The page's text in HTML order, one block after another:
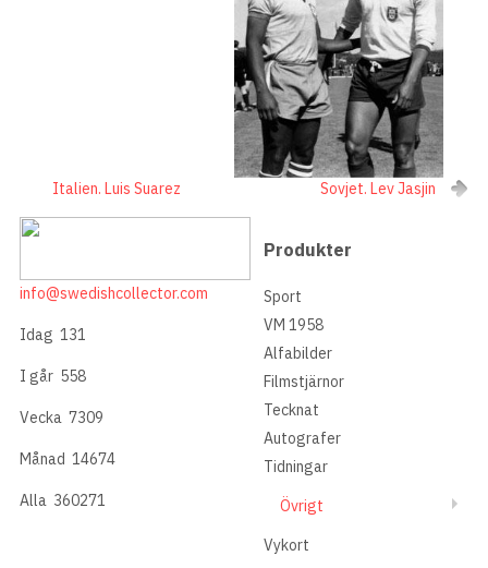
Italien. Luis Suarez Sovjet. Lev Jasjin
info@swedishcollector.com
Idag 131
I går 558
Vecka 7309
Månad 14674
Alla 360271
Produkter
Sport
VM 1958
Alfabilder
Filmstjärnor
Tecknat
Autografer
Tidningar
Övrigt
Vykort